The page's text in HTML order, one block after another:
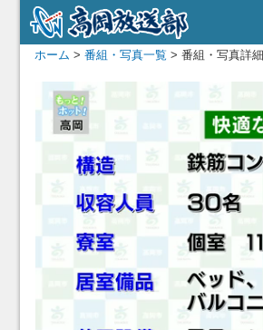
ホーム > 番組・写真一覧 > 番組・写真詳細